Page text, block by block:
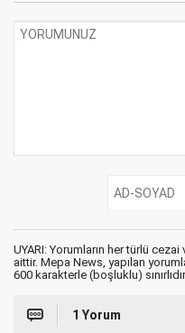
UYARI: Yorumların her türlü
aittir. Mepa News, yapılan
600 karakterle (boşluklu)
1 Yorum